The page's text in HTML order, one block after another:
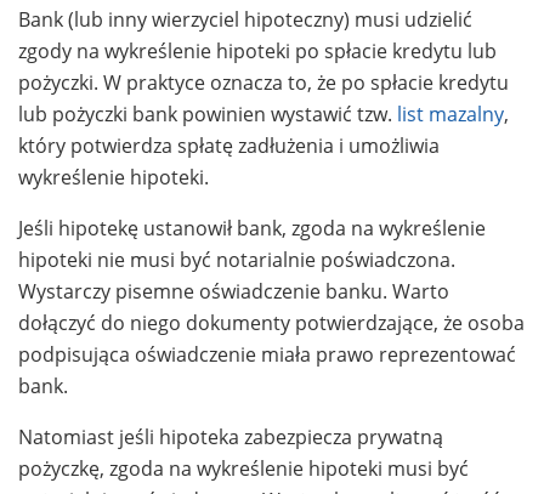
Bank (lub inny wierzyciel hipoteczny) musi udzielić
zgody na wykreślenie hipoteki po spłacie kredytu lub
pożyczki. W praktyce oznacza to, że po spłacie kredytu
lub pożyczki bank powinien wystawić tzw. list mazalny,
który potwierdza spłatę zadłużenia i umożliwia
wykreślenie hipoteki.
Jeśli hipotekę ustanowił bank, zgoda na wykreślenie
hipoteki nie musi być notarialnie poświadczona.
Wystarczy pisemne oświadczenie banku. Warto
dołączyć do niego dokumenty potwierdzające, że osoba
podpisująca oświadczenie miała prawo reprezentować
bank.
Natomiast jeśli hipoteka zabezpiecza prywatną
pożyczkę, zgoda na wykreślenie hipoteki musi być